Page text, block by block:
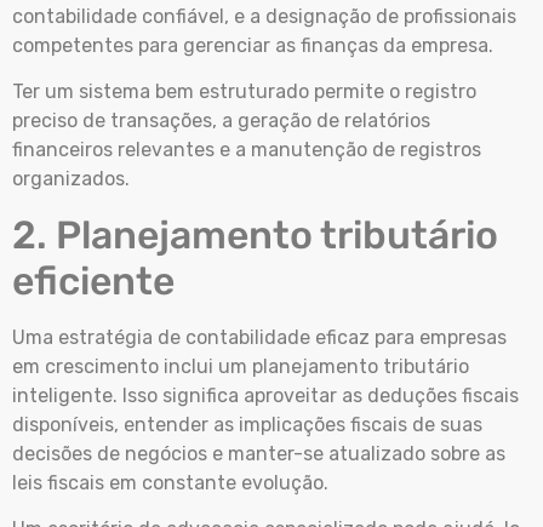
contabilidade confiável, e a designação de profissionais
competentes para gerenciar as finanças da empresa.
Ter um sistema bem estruturado permite o registro
preciso de transações, a geração de relatórios
financeiros relevantes e a manutenção de registros
organizados.
2. Planejamento tributário
eficiente
Uma estratégia de contabilidade eficaz para empresas
em crescimento inclui um planejamento tributário
inteligente. Isso significa aproveitar as deduções fiscais
disponíveis, entender as implicações fiscais de suas
decisões de negócios e manter-se atualizado sobre as
leis fiscais em constante evolução.